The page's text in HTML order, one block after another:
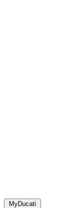
MyDucati